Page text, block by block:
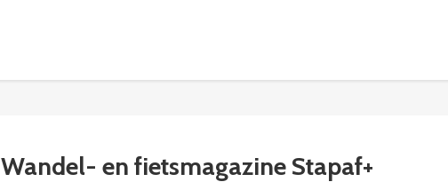
Wandel- en fietsmagazine Stapaf+